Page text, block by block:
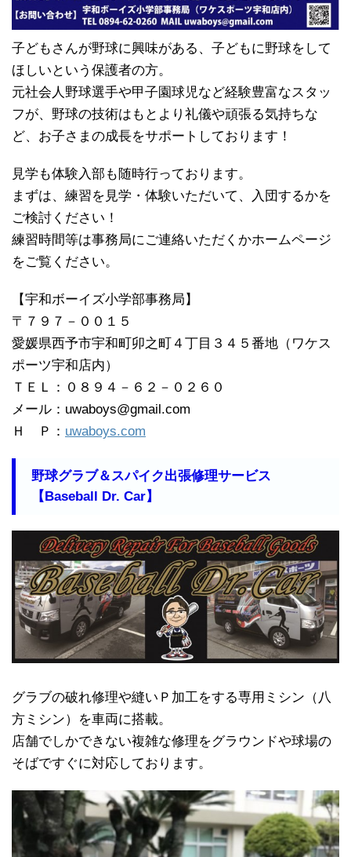
子どもさんが野球に興味がある、子どもに野球をして
ほしいという保護者の方。
元社会人野球選手や甲子園球児など経験豊富なスタッ
フが、野球の技術はもとより礼儀や頑張る気持ちな
ど、お子さまの成長をサポートしております！
見学も体験入部も随時行っております。
まずは、練習を見学・体験いただいて、入団するかを
ご検討ください！
練習時間等は事務局にご連絡いただくかホームページ
をご覧ください。
【宇和ボーイズ小学部事務局】
〒７９７－００１５
愛媛県西予市宇和町卯之町４丁目３４５番地（ワケス
ポーツ宇和店内）
ＴＥＬ：０８９４－６２－０２６０
メール：uwaboys@gmail.com
Ｈ Ｐ： uwaboys.com
野球グラブ＆スパイク出張修理サービス
【Baseball Dr. Car】
グラブの破れ修理や縫いＰ加工をする専用ミシン（八
方ミシン）を車両に搭載。
店舗でしかできない複雑な修理をグラウンドや球場の
そばですぐに対応しております。